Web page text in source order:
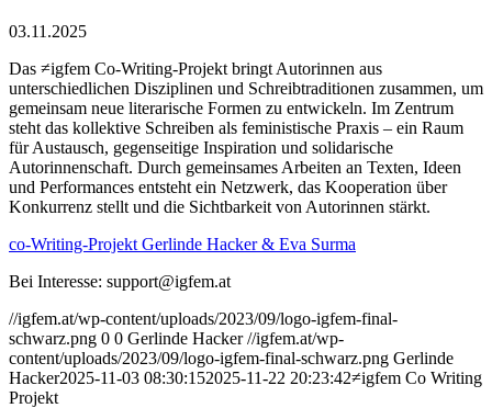
03.11.2025
Das ≠igfem Co-Writing-Projekt bringt Autorinnen aus
unterschiedlichen Disziplinen und Schreibtraditionen zusammen, um
gemeinsam neue literarische Formen zu entwickeln. Im Zentrum
steht das kollektive Schreiben als feministische Praxis – ein Raum
für Austausch, gegenseitige Inspiration und solidarische
Autorinnenschaft. Durch gemeinsames Arbeiten an Texten, Ideen
und Performances entsteht ein Netzwerk, das Kooperation über
Konkurrenz stellt und die Sichtbarkeit von Autorinnen stärkt.
co-Writing-Projekt Gerlinde Hacker & Eva Surma
Bei Interesse: support@igfem.at
//igfem.at/wp-content/uploads/2023/09/logo-igfem-final-
schwarz.png 0 0 Gerlinde Hacker //igfem.at/wp-
content/uploads/2023/09/logo-igfem-final-schwarz.png Gerlinde
Hacker2025-11-03 08:30:152025-11-22 20:23:42≠igfem Co Writing
Projekt